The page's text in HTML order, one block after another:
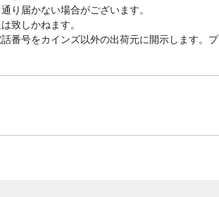
り届かない場合がございます。
致しかねます。
番号をカインズ以外の出荷元に開示します。